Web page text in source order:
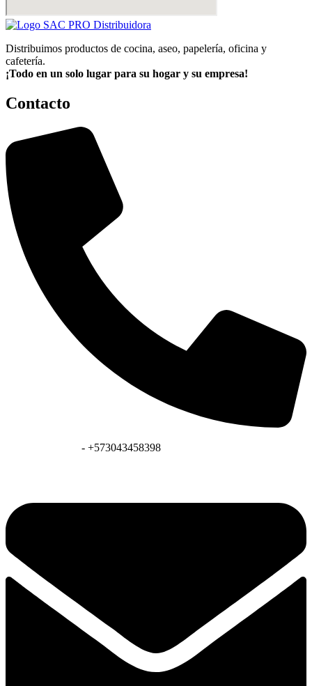
Distribuimos productos de cocina, aseo, papelería, oficina y
cafetería.
¡Todo en un solo lugar para su hogar y su empresa!
Contacto
- +573043458398